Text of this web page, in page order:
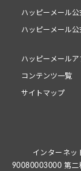
ハッピーメール公
ハッピーメール公
ハッピーメールア
コンテンツ一覧
サイトマップ
インターネッ
90080003000 第二